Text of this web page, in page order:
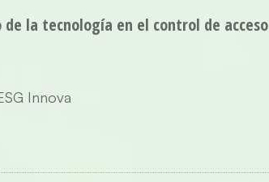
la tecnología en el control de acceso
Innova